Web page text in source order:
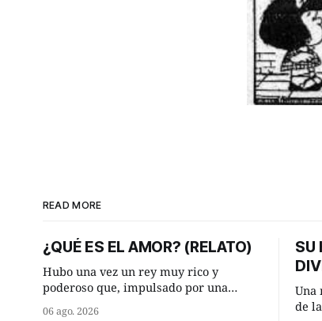
READ MORE
¿QUÉ ES EL AMOR? (RELATO)
Hubo una vez un rey muy rico y
poderoso que, impulsado por una
06 ago. 2026
SU
Una
de